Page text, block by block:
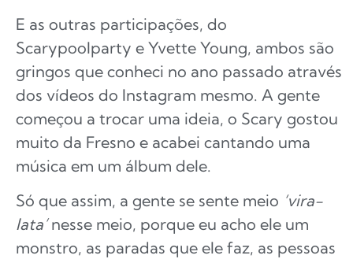
E as outras participações, do
Scarypoolparty e Yvette Young, ambos são
gringos que conheci no ano passado através
dos vídeos do Instagram mesmo. A gente
começou a trocar uma ideia, o Scary gostou
muito da Fresno e acabei cantando uma
música em um álbum dele.
Só que assim, a gente se sente meio ‘vira-
lata’nesse meio, porque eu acho ele um
monstro, as paradas que ele faz, as pessoas